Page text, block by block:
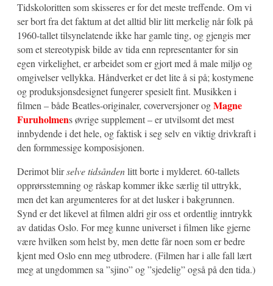
Tidskoloritten som skisseres er for det meste treffende. Om vi
ser bort fra det faktum at det alltid blir litt merkelig når folk på
1960-tallet tilsynelatende ikke har gamle ting, og gjengis mer
som et stereotypisk bilde av tida enn representanter for sin
egen virkelighet, er arbeidet som er gjort med å male miljø og
omgivelser vellykka. Håndverket er det lite å si på; kostymene
og produksjonsdesignet fungerer spesielt fint. Musikken i
filmen – både Beatles-originaler, coverversjoner ogMagne
Furuholmens øvrige supplement – er utvilsomt det mest
innbydende i det hele, og faktisk i seg selv en viktig drivkraft i
den formmessige komposisjonen.
Derimot blirselve tidsåndenlitt borte i mylderet. 60-tallets
opprørsstemning og råskap kommer ikke særlig til uttrykk,
men det kan argumenteres for at det lusker i bakgrunnen.
Synd er det likevel at filmen aldri gir oss et ordentlig inntrykk
av datidas Oslo. For meg kunne universet i filmen like gjerne
være hvilken som helst by, men dette får noen som er bedre
kjent med Oslo enn meg utbrodere. (Filmen har i alle fall lært
meg at ungdommen sa ”sjino” og ”sjedelig” også på den tida.)